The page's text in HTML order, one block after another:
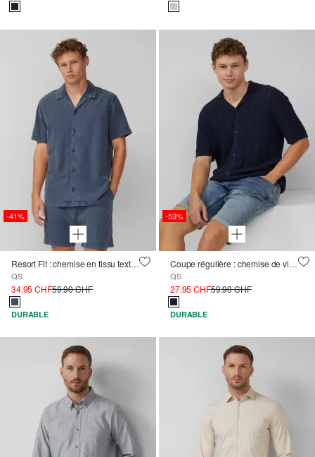
-41%
Resort Fit : chemise en tissu texturé à la finition lavée
QS
34.95 CHF59.90 CHF
DURABLE
-53%
Coupe régulière : chemise de villégiature tricotée avec structure
QS
27.95 CHF59.90 CHF
DURABLE